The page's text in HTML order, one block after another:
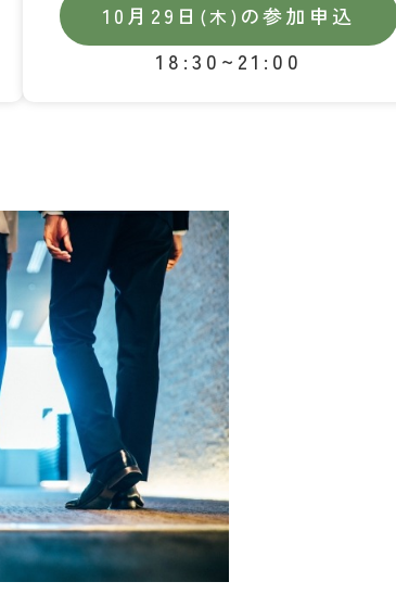
10月29日 (木) の参加申込
18:30~21:00